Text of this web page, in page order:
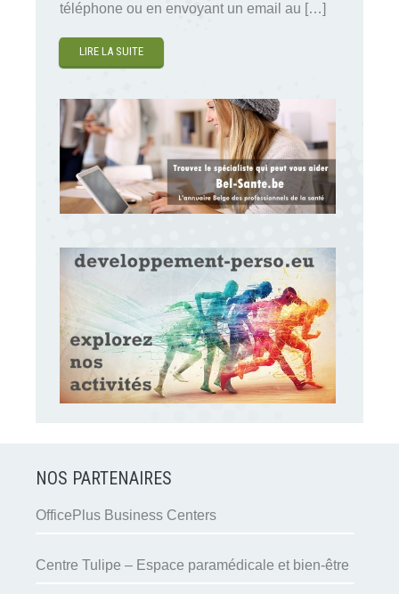
téléphone ou en envoyant un email au […]
LIRE LA SUITE
NOS PARTENAIRES
OfficePlus Business Centers
Centre Tulipe – Espace paramédicale et bien-être